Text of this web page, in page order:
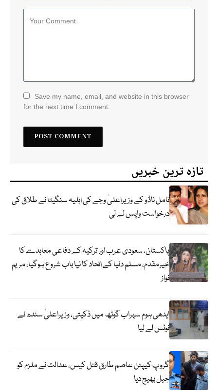
Save my name, email, and website in this browser
for the next time I comment.
تازہ ترین خبریں
تامل ناڈو کے وزیراعلیٰ وجے کی اہلیہ سنگیتا نے طلاق کی
درخواست واپس لے لی
پاکستان، سعودی عرب اور ترکیہ کے دفاعی معاہدے کا
خیرمقدم، مسلم دنیا کے اتحاد کا نیا باب شروع ہوگیا، مریم
نواز
ایدھی ہوم سہراب گوٹھ میں ڈکیتی، وزیراعلیٰ سندھ نے
نوٹس لے لیا
گروپ کیپٹن عاصم طارق قتل کیس، عدالت نے ملزم کو
جیل بھیج دیا